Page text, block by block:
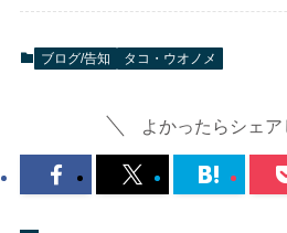
ブログ/告知 タコ・ウオノメ
よかったらシェア